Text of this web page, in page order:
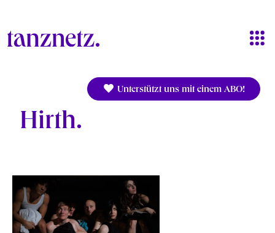
Unterstützt uns mit einem ABO!
Hirth